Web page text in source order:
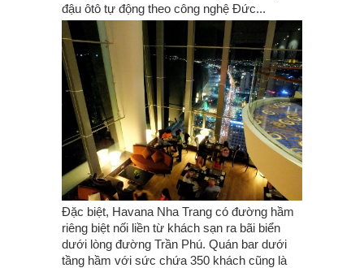
đậu ôtô tự động theo công nghệ Đức...
Đặc biệt, Havana Nha Trang có đường hầm
riêng biệt nối liền từ khách sạn ra bãi biển
dưới lòng đường Trần Phú. Quán bar dưới
tầng hầm với sức chứa 350 khách cũng là